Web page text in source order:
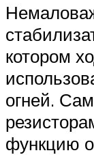
котором
огней.
функцию